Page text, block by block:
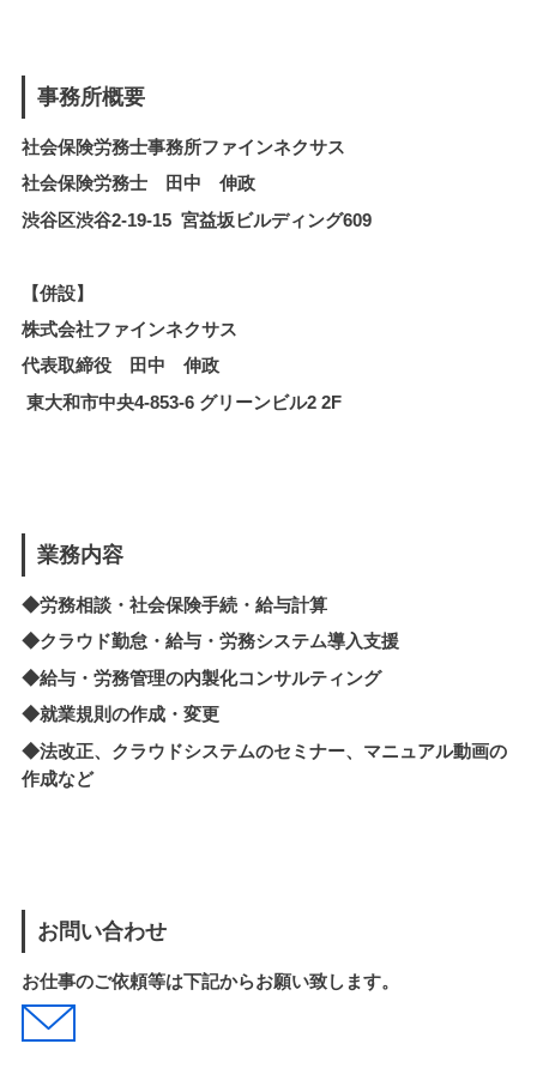
事務所概要
社会保険労務士事務所ファインネクサス
社会保険労務士 田中 伸政
渋谷区渋谷2-19-15 宮益坂ビルディング609
【併設】
株式会社ファインネクサス
代表取締役 田中 伸政
東大和市中央4-853-6 グリーンビル2 2F
業務内容
◆労務相談・社会保険手続・給与計算
◆クラウド勤怠・給与・労務システム導入支援
◆給与・労務管理の内製化コンサルティング
◆就業規則の作成・変更
◆法改正、クラウドシステムのセミナー、マニュアル動画の
作成など
お問い合わせ
お仕事のご依頼等は下記からお願い致します。